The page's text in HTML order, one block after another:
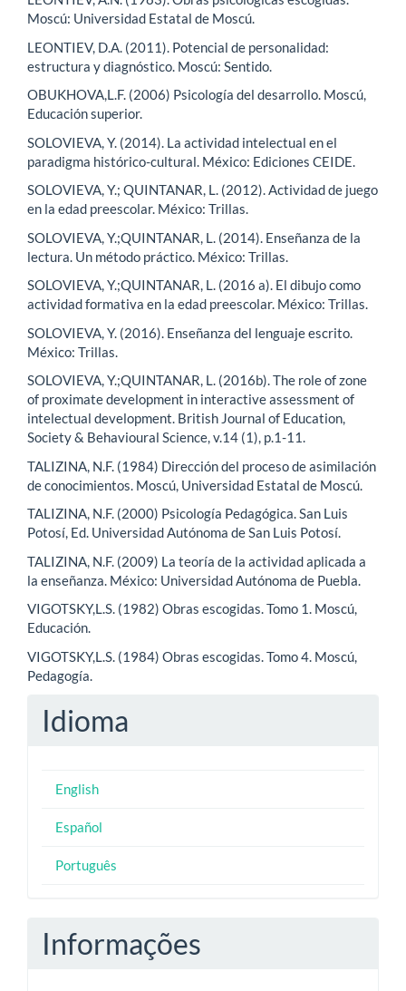
Moscú: Universidad Estatal de Moscú.
LEONTIEV, D.A. (2011). Potencial de personalidad:
estructura y diagnóstico. Moscú: Sentido.
OBUKHOVA,L.F. (2006) Psicología del desarrollo. Moscú,
Educación superior.
SOLOVIEVA, Y. (2014). La actividad intelectual en el
paradigma histórico-cultural. México: Ediciones CEIDE.
SOLOVIEVA, Y.; QUINTANAR, L. (2012). Actividad de juego
en la edad preescolar. México: Trillas.
SOLOVIEVA, Y.;QUINTANAR, L. (2014). Enseñanza de la
lectura. Un método práctico. México: Trillas.
SOLOVIEVA, Y.;QUINTANAR, L. (2016 a). El dibujo como
actividad formativa en la edad preescolar. México: Trillas.
SOLOVIEVA, Y. (2016). Enseñanza del lenguaje escrito.
México: Trillas.
SOLOVIEVA, Y.;QUINTANAR, L. (2016b). The role of zone
of proximate development in interactive assessment of
intelectual development. British Journal of Education,
Society & Behavioural Science, v.14 (1), p.1-11.
TALIZINA, N.F. (1984) Dirección del proceso de asimilación
de conocimientos. Moscú, Universidad Estatal de Moscú.
TALIZINA, N.F. (2000) Psicología Pedagógica. San Luis
Potosí, Ed. Universidad Autónoma de San Luis Potosí.
TALIZINA, N.F. (2009) La teoría de la actividad aplicada a
la enseñanza. México: Universidad Autónoma de Puebla.
VIGOTSKY,L.S. (1982) Obras escogidas. Tomo 1. Moscú,
Educación.
VIGOTSKY,L.S. (1984) Obras escogidas. Tomo 4. Moscú,
Pedagogía.
Idioma
English
Español
Português
Informações